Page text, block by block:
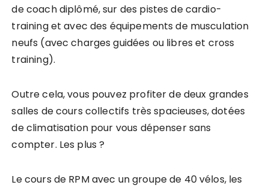
de coach diplômé, sur des pistes de cardio-
training et avec des équipements de musculation
neufs (avec charges guidées ou libres et cross
training).
Outre cela, vous pouvez profiter de deux grandes
salles de cours collectifs très spacieuses, dotées
de climatisation pour vous dépenser sans
compter. Les plus ?
Le cours de RPM avec un groupe de 40 vélos, les